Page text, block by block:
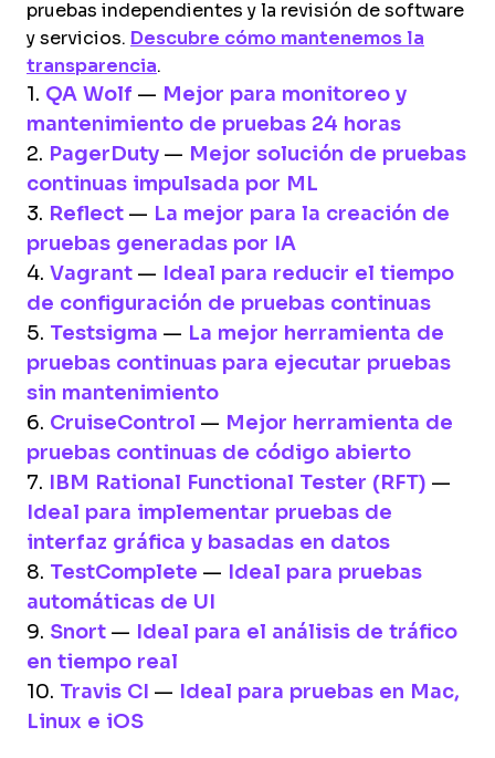
pruebas independientes y la revisión de software
y servicios. Descubre cómo mantenemos la
transparencia.
1. QA Wolf — Mejor para monitoreo y
mantenimiento de pruebas 24 horas
2. PagerDuty — Mejor solución de pruebas
continuas impulsada por ML
3. Reflect — La mejor para la creación de
pruebas generadas por IA
4. Vagrant —
Ideal para reducir el tiempo
de configuración de pruebas continuas
5. Testsigma — La mejor herramienta de
pruebas continuas para ejecutar pruebas
sin mantenimiento
6. CruiseControl — Mejor herramienta de
pruebas continuas de código abierto
7.
IBM Rational Functional Tester (RFT) —
Ideal para implementar pruebas de
interfaz gráfica y basadas en datos
8. TestComplete —
Ideal para pruebas
automáticas de UI
9. Snort —
Ideal para el análisis de tráfico
en tiempo real
10. Travis CI —
Ideal para pruebas en Mac,
Linux e iOS